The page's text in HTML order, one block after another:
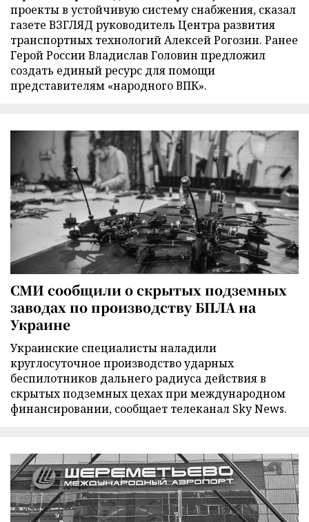
проекты в устойчивую систему снабжения, сказал
газете ВЗГЛЯД руководитель Центра развития
транспортных технологий Алексей Рогозин. Ранее
Герой России Владислав Головин предложил
создать единый ресурс для помощи
представителям «народного ВПК».
СМИ сообщили о скрытых подземных
заводах по производству БПЛА на
Украине
Украинские специалисты наладили
круглосуточное производство ударных
беспилотников дальнего радиуса действия в
скрытых подземных цехах при международном
финансировании, сообщает телеканал Sky News.